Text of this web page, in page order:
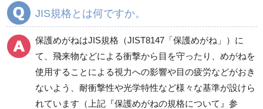
JIS規格とは何ですか。
保護めがねはJIS規格（JIST8147「保護めがね」）に
て、飛来物などによる衝撃から目を守ったり、めがねを
使用することによる視力への影響や目の疲労などがおき
ないよう、耐衝撃性や光学特性など様々な基準が設けら
れています（上記『保護めがねの規格について』参